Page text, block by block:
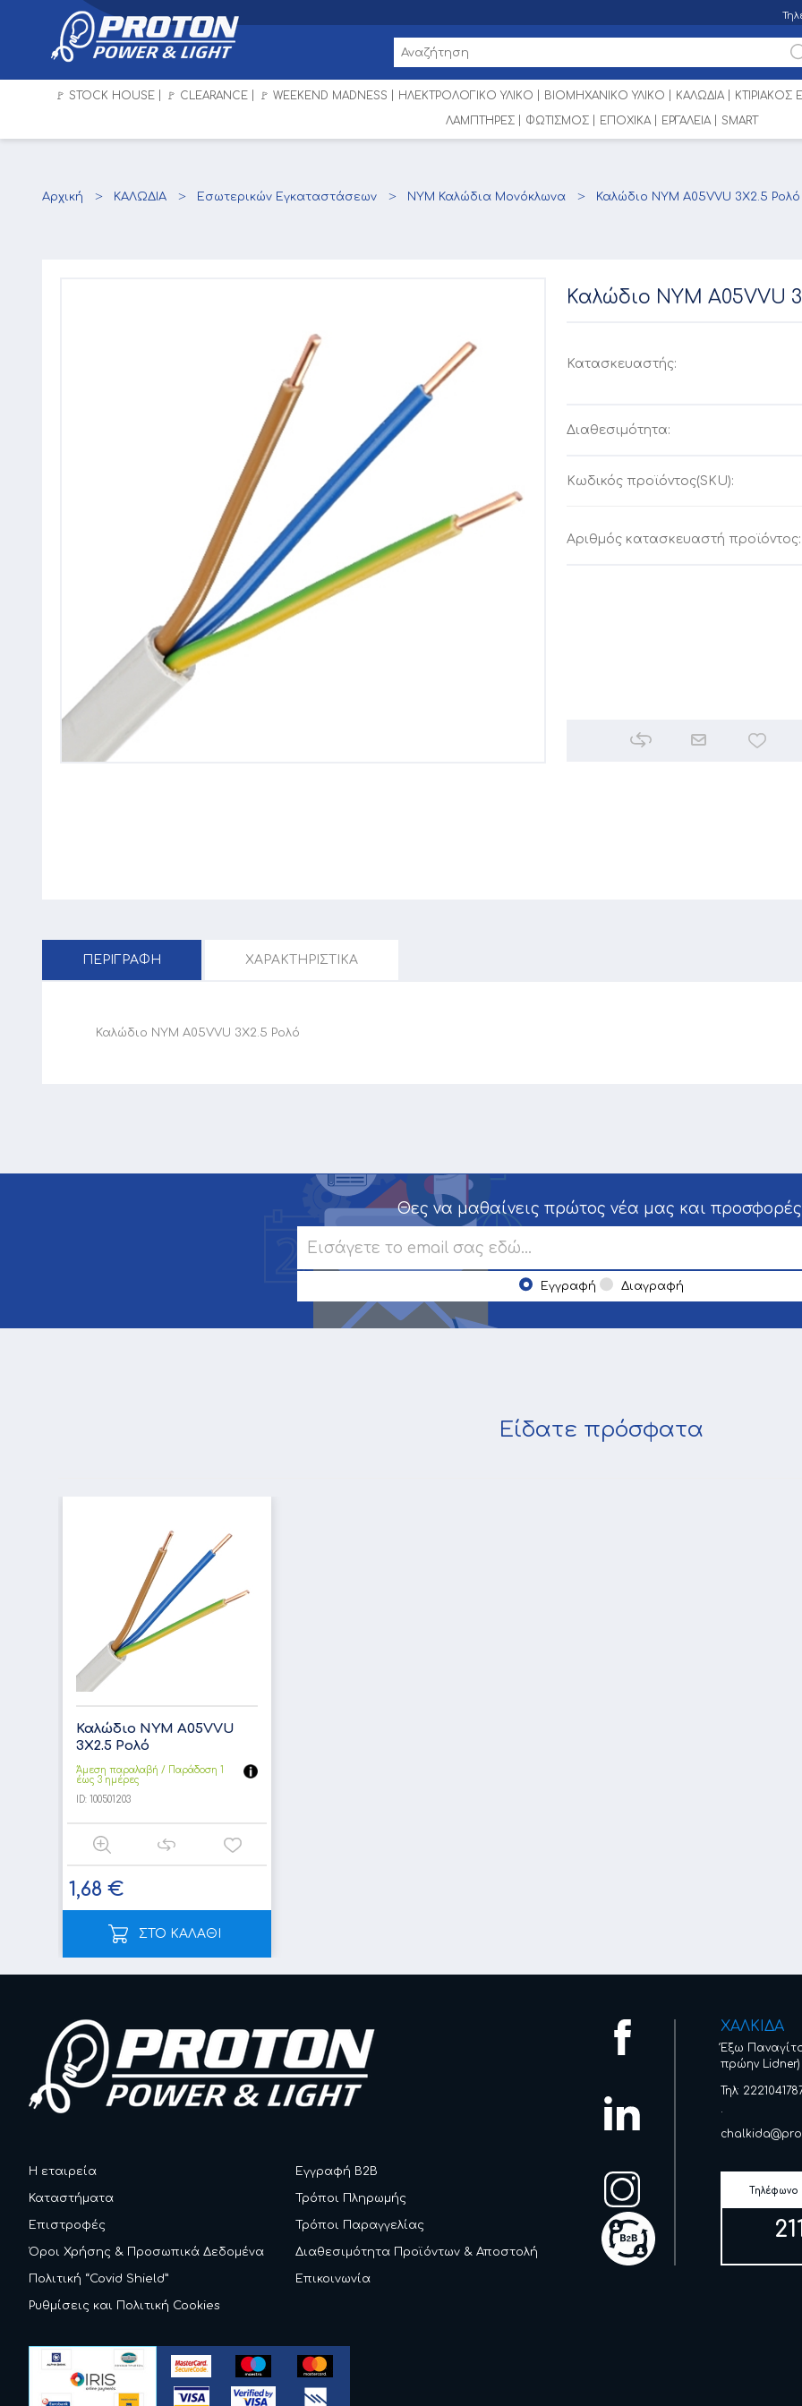
🚩 STOCK HOUSE 🚩 CLEARANCE 🚩 WEEKEND MADNESS ΗΛΕΚΤΡΟΛΟΓΙΚΟ ΥΛΙΚΟ ΒΙΟΜΗΧΑΝΙΚΟ ΥΛΙΚΟ ΚΑΛΩΔΙΑ
ΛΑΜΠΤΗΡΕΣ
ΦΩΤΙΣΜΟΣ ΕΠΟΧΙΚΑ ΕΡΓΑΛΕΙΑ SMART
Αρχική ΚΑΛΩΔΙΑ Εσωτερικών Εγκαταστάσεων NYM Καλώδια Μονόκλωνα Καλώδιο NYM A05VVU 3X2.5 Ρολό
Καλώδιο NYM A05VVU
Κατασκευαστής:
Διαθεσιμότητα:
Κωδικός προϊόντος(SKU):
Αριθμός κατασκευαστή προϊόντος:
ΠΕΡΙΓΡΑΦΗ ΧΑΡΑΚΤΗΡΙΣΤΙΚΑ
Καλώδιο NYM A05VVU 3X2.5 Ρολό
Θες να μαθαίνεις πρώτος νέα μας και
Εγγραφή Διαγραφή
Είδατε πρόσφατα
Καλώδιο NYM A05VVU
3X2.5 Ρολό
Άμεση παραλαβή / Παράδoση 1
έως 3 ημέρες
ID:100501203
1,68 €
ΣΤΟ ΚΑΛΑΘΙ
Η εταιρεία
Καταστήματα
Επιστροφές
Όροι Χρήσης & Προσωπικά Δεδομένα
Πολιτική “Covid Shield”
Ρυθμίσεις και Πολιτική Cookies
Εγγραφή B2B
Τρόποι Πληρωμής
Τρόποι Παραγγελίας
Διαθεσιμότητα Προϊόντων & Αποστολή
Επικοινωνία
ΧΑΛΚΙΔΑ
Έξω
πρώην Lidner)
Τηλ:
.